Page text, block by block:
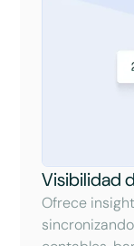
Visibilidad
Ofrece